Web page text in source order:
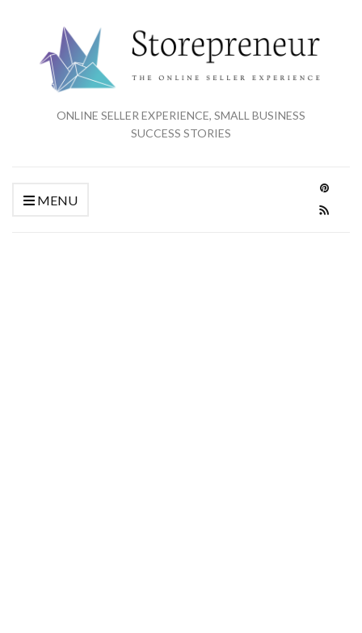
ONLINE SELLER EXPERIENCE, SMALL BUSINESS
SUCCESS STORIES
MENU